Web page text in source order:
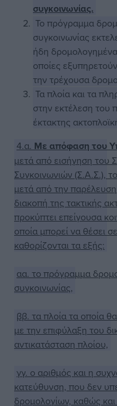
συγκοινωνίας.
Το πρόγραμμα
συγκοινωνίας
ήδη δρομολογημένα
οποίες
την τρέχουσα
Τα πλοία και τα
στην εκτέλεση του
έκτακτης
4.α. Με απόφαση του
μετά από εισήγηση του
Συγκοινωνιών (Σ.Α.Σ.),
μετά από την
διακοπή της τακτικής
προκύπτει επείγουσα
οποία μπορεί να θέσει
καθορίζονται τα εξής:
αα. το πρόγραμμα
συγκοινωνίας,
ββ. τα πλοία τα οποία
με την επιφύλαξη του
αντικατάσταση πλοίου,
γγ. ο αριθμός και η
κατεύθυνση, που δεν
δρομολογίων, καθώς